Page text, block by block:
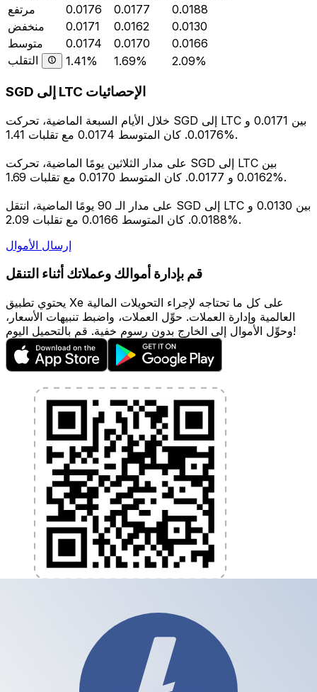
مرتفع
0.0176 0.0177
0.0188
منخفض
0.0171 0.0162
0.0130
متوسط
0.0174 0.0170
0.0166
التقلب
1.41% 1.69% 2.09%
SGD إلى LTC الإحصائيات
خلال الأيام السبعة الماضية، تحركت SGD إلى LTC بين 0.0171 و
0.0176. كان المتوسط 0.0174 مع تقلبات 1.41%.
على مدار الثلاثين يومًا الماضية، تحركت SGD إلى LTC بين
0.0162 و 0.0177. كان المتوسط 0.0170 مع تقلبات 1.69%.
على مدار الـ 90 يومًا الماضية، انتقل SGD إلى LTC بين 0.0130 و
0.0188. كان المتوسط 0.0166 مع تقلبات 2.09%.
إرسال الأموال
قم بإدارة أموالك وعملاتك أثناء التنقل
يحتوي تطبيق Xe على كل ما تحتاجه لإجراء التحويلات المالية
العالمية وإدارة العملات. حوِّل العملات، واضبط تنبيهات الأسعار،
وحوِّل الأموال إلى الخارج بدون رسوم خفية. قم بالتحميل اليوم!